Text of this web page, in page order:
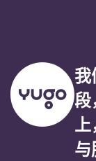
我
段
上
与